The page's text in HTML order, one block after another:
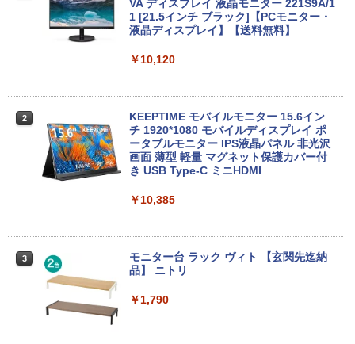
Anker Soundcore P31i ブラック
￥5,990
Anker Soundcore Liberty 5 ミッドナイトブ
ラック
￥14,990
軽量 ブルートゥースHi-Fi 最大36時間再生 ぶ
るーとゅーす コードレス ENCノイズキャン
付き 防水 タッチ式音量調整 スポーツ/通勤/通
学/WEB会議(ホワイト)
BRUCE WAYNE feat. Flo Milli, ATL Jacob
On My Road (Stadium ver.)
￥250
￥250
by Amazon 天然水 ラベルレス 500ml ×24本
ウォーター ペットボトル 静岡県産 500ミリリ
ットル (Smart Basic)
￥1,380
by Amazon 炭酸水 ラベルレス 500ml ×24本
強炭酸水 ペットボトル 500ミリリットル (Sm
art Basic)
￥1,625
￥1,117
異世界居酒屋「のぶ」(22) (角川コミックス・
ONE PIECE モノクロ版 115 (ジャンプコミッ
クスDIGITAL)
￥594
￥572
2026】【Office 2019 H&B】NEC Versa
Pro/第4世代 Core i5/メモリ: 4GB/8GB/1
6GB/SSD:128GB/256GB/512GB/1TB/1
Wi-Fi/Office/無線マウス/中古 パソコン/
￥9,999
【★最大100%ポイント】おまかせ 中古
パソコン Windows XP 快適 Corei3 新品
G 15.6インチ DVDドライブ 無線LAN 中
￥17,800
HP ProBook 450 G3 15.6インチ Core i5
デル・業界超ミニ】 最大3.1Hz mini pc
Windows11 Pro 12GB+256GB SSD (4T
B拡大可能) 4K 静音 高速熱放散 小型超軽
USB3.2/HDMI 2.0×2 高速2.4G/5GWi-Fi
￥29,900
【今だけP10倍！大量還元！】一体型デ
スクトップパソコン VETESA 22型液晶
付き メモリ8GB SSD256GB 初期設定済
者向け 高性能PC 新品
￥39,900
VA ディスプレイ 液晶モニター 221S9A/1
1 [21.5インチ ブラック]【PCモニター・
液晶ディスプレイ】【送料無料】
￥10,120
2
KEEPTIME モバイルモニター 15.6イン
チ 1920*1080 モバイルディスプレイ ポ
ータブルモニター IPS液晶パネル 非光沢
画面 薄型 軽量 マグネット保護カバー付
き USB Type-C ミニHDMI
￥10,385
3
モニター台 ラック ヴィト 【玄関先迄納
品】 ニトリ
￥1,790